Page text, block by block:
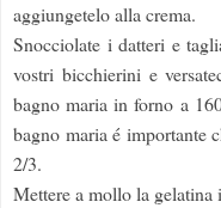
aggiungetelo alla crema.
Snocciolate i datteri e
vostri bicchierini e
bagno maria in forno a
bagno maria é importante
2/3.
Mettere a mollo la gelatina